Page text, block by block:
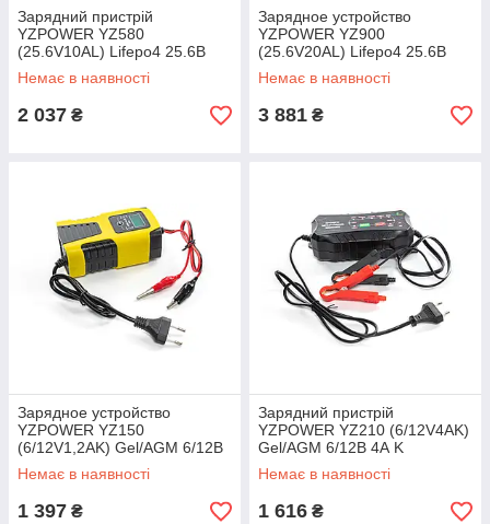
Зарядний пристрій
YZPOWER YZ580
(25.6V10AL) Lifepo4 25.6В
10А L
Немає в наявності
2 037 ₴
Зарядное устройство
YZPOWER YZ900
(25.6V20AL) Lifepo4 25.6В
20А L
Немає в наявності
3 881 ₴
Зарядное устройство
YZPOWER YZ150
(6/12V1,2AK) Gel/AGM 6/12В
1,2А
Немає в наявності
1 397 ₴
Зарядний пристрій
YZPOWER YZ210 (6/12V4AK)
Gel/AGM 6/12В 4А K
Немає в наявності
1 616 ₴